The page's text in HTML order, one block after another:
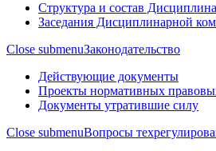
Структура и состав
Заседания Дисциплинарной
Close submenuЗаконодательство
Действующие документы
Проекты нормативных
Документы утратившие силу
Close submenuВопросы